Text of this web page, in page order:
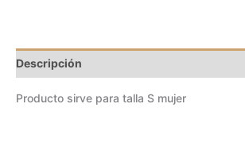
Descripción
Producto sirve para talla S mujer